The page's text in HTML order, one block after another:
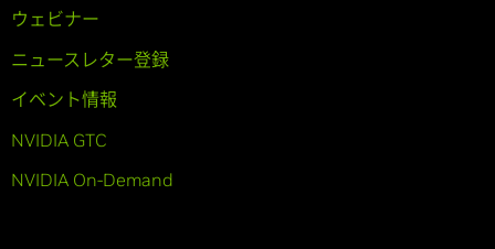
ウェビナー
ニュースレター登録
イベント情報
NVIDIA GTC
NVIDIA On-Demand